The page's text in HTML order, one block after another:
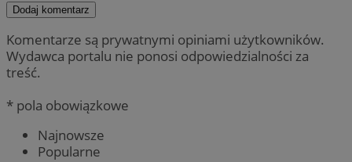
Dodaj komentarz
Komentarze są prywatnymi opiniami użytkowników.
Wydawca portalu nie ponosi odpowiedzialności za
treść.
* pola obowiązkowe
Najnowsze
Popularne